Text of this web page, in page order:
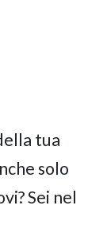
tua
solo
Sei nel